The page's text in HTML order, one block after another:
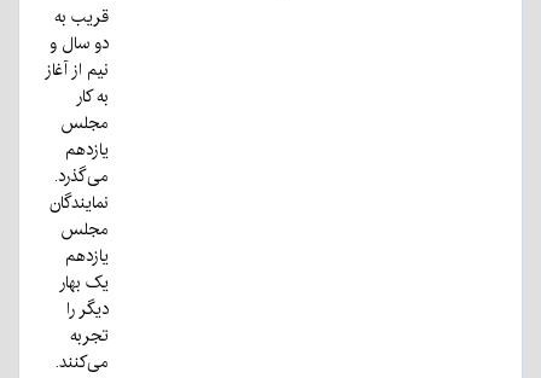
قریب به
دو سال و
نیم از آغاز
به کار
مجلس
یازدهم
می‌گذرد.
نمایندگان
مجلس
یازدهم
یک بهار
دیگر را
تجربه
می‌کنند.